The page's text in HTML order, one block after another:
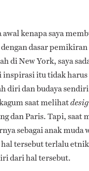
kenapa saya
dasar
di New York, saya
itu tidak
diri dan budaya
saat melihat
dan Paris. Tapi, saat
sebagai anak muda
hal tersebut terlalu
dari hal tersebut.